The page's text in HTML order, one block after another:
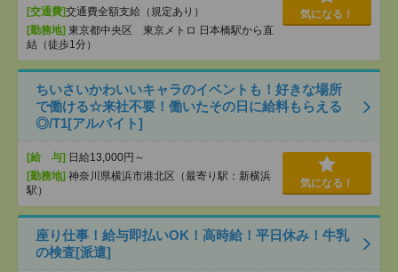
[交通費]交通費全額支給（規定あり）
[勤務地] 東京都中央区 東京メトロ 日本橋駅から直
結（徒歩1分）
気になる！
ちいさいかわいいキャラのイベントも！好きな場所
で働ける☆来社不要！働いたその日に給料もらえる
◎/T1[アルバイト]
[給 与] 日給13,000円～
[勤務地] 神奈川県横浜市港北区（最寄り駅：新横浜
駅）
気になる！
座り仕事！給与即払いOK！高時給！平日休み！牛乳
の検査[派遣]